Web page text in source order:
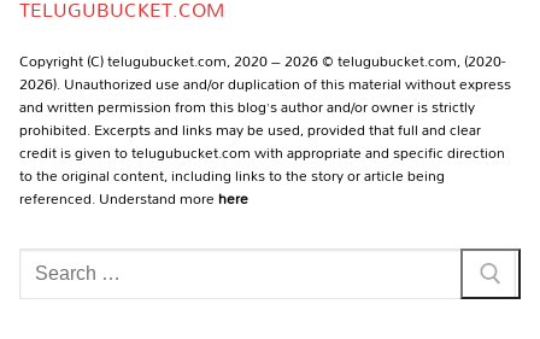
TELUGUBUCKET.COM
Copyright (C) telugubucket.com, 2020 – 2026 © telugubucket.com, (2020-
2026). Unauthorized use and/or duplication of this material without express
and written permission from this blog’s author and/or owner is strictly
prohibited. Excerpts and links may be used, provided that full and clear
credit is given to telugubucket.com with appropriate and specific direction
to the original content, including links to the story or article being
referenced. Understand morehere
Search
for: